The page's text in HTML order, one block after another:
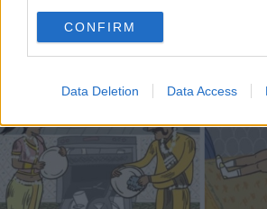
use your data for below specified
consent section.
CONFIRM
Data Deletion Data Access